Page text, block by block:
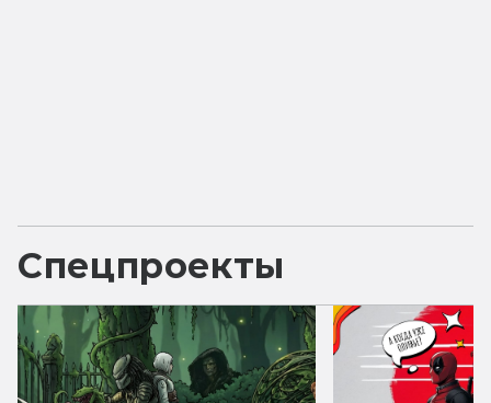
Спецпроекты